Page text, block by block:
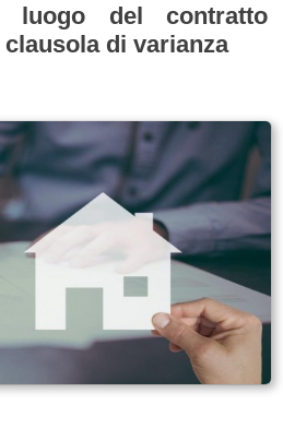
luogo del contratto
di varianza